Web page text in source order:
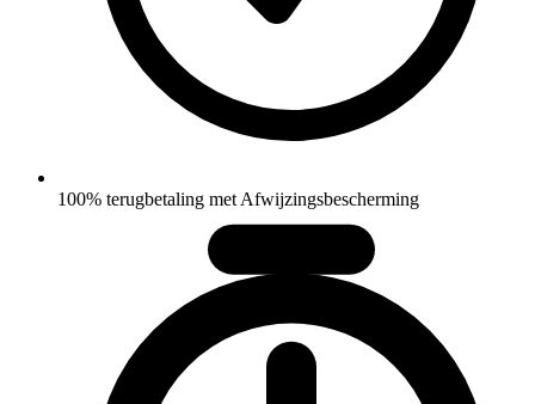
100% terugbetaling met Afwijzingsbescherming